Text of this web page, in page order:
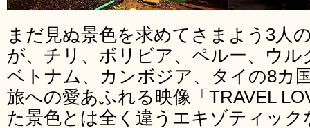
まだ見ぬ景色を求めてさまよう3人
が、チリ、ボリビア、ペルー、ウ
ベトナム、カンボジア、タイの8カ
旅への愛あふれる映像「TRAVEL
た景色とは全く違うエキゾティッ